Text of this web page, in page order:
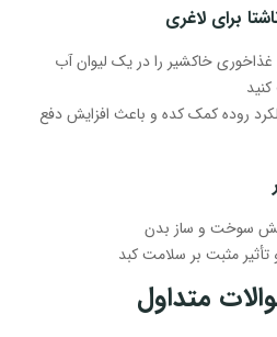
برای لاغری
خاکشیر را در یک لیوان آب
روده کمک کده و باعث افزایش دفع
سوخت و ساز بدن
مثبت بر سلامت کبد
متداول